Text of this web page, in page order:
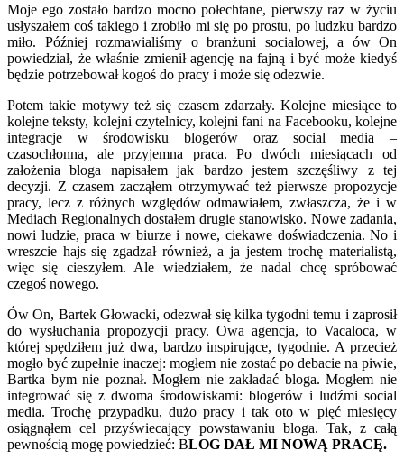
Moje ego zostało bardzo mocno połechtane, pierwszy raz w życiu
usłyszałem coś takiego i zrobiło mi się po prostu, po ludzku bardzo
miło. Później rozmawialiśmy o branżuni socialowej, a ów On
powiedział, że właśnie zmienił agencję na fajną i być może kiedyś
będzie potrzebował kogoś do pracy i może się odezwie.
Potem takie motywy też się czasem zdarzały. Kolejne miesiące to
kolejne teksty, kolejni czytelnicy, kolejni fani na Facebooku, kolejne
integracje w środowisku blogerów oraz social media –
czasochłonna, ale przyjemna praca. Po dwóch miesiącach od
założenia bloga napisałem jak bardzo jestem szczęśliwy z tej
decyzji. Z czasem zacząłem otrzymywać też pierwsze propozycje
pracy, lecz z różnych względów odmawiałem, zwłaszcza, że i w
Mediach Regionalnych dostałem drugie stanowisko. Nowe zadania,
nowi ludzie, praca w biurze i nowe, ciekawe doświadczenia. No i
wreszcie hajs się zgadzał również, a ja jestem trochę materialistą,
więc się cieszyłem. Ale wiedziałem, że nadal chcę spróbować
czegoś nowego.
Ów On, Bartek Głowacki, odezwał się kilka tygodni temu i zaprosił
do wysłuchania propozycji pracy. Owa agencja, to Vacaloca, w
której spędziłem już dwa, bardzo inspirujące, tygodnie. A przecież
mogło być zupełnie inaczej: mogłem nie zostać po debacie na piwie,
Bartka bym nie poznał. Mogłem nie zakładać bloga. Mogłem nie
integrować się z dwoma środowiskami: blogerów i ludźmi social
media. Trochę przypadku, dużo pracy i tak oto w pięć miesięcy
osiągnąłem cel przyświecający powstawaniu bloga. Tak, z całą
pewnością mogę powiedzieć: BLOG DAŁ MI NOWĄ PRACĘ.